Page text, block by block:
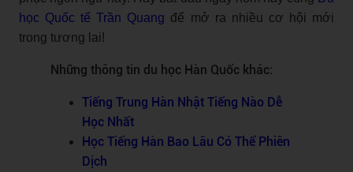
học Quốc tế Trần Quang để mở ra nhiều cơ hội mới
trong tương lai!
Những thông tin du học Hàn Quốc khác:
Tiếng Trung Hàn Nhật Tiếng Nào Dễ
Học Nhất
Học Tiếng Hàn Bao Lâu Có Thể Phiên
Dịch